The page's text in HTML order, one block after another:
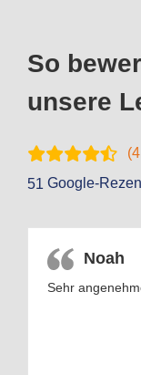
So
unsere
(
51 Google-
Noah
Sehr